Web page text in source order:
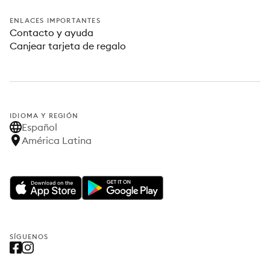
ENLACES IMPORTANTES
Contacto y ayuda
Canjear tarjeta de regalo
IDIOMA Y REGIÓN
Español
América Latina
SÍGUENOS